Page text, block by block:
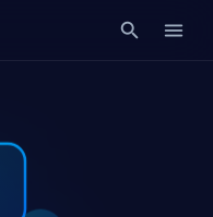
search menu